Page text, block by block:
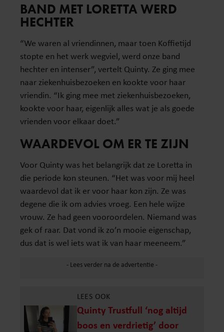
BAND MET LORETTA WERD
HECHTER
“We waren al vriendinnen, maar toen Koffietijd
stopte en het werk wegviel, werd onze band
hechter en intenser”, vertelt Quinty. Ze ging mee
naar ziekenhuisbezoeken en kookte voor haar
vriendin. “Ik ging mee met ziekenhuisbezoeken,
kookte voor haar, eigenlijk alles wat je als goede
vrienden voor elkaar doet.”
WAARDEVOL OM ER TE ZIJN
Voor Quinty was het belangrijk dat ze Loretta in
die periode kon steunen. “Het was voor mij heel
waardevol dat ik er voor haar kon zijn. Ze was
degene die ik om advies vroeg. Een hele wijze
vrouw. Ze had geen vooroordelen. Niemand was
gek of raar. Dat vond ik zo’n mooie eigenschap,
dus dat is wel iets wat ik van haar meeneem.”
LEES OOK
Quinty Trustfull ‘nog altijd
boos en verdrietig’ door